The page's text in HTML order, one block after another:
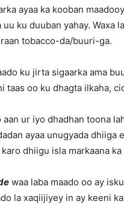
ayaa ka kooban
ku duuban yahay. Waxa
tobacco-da/buuri-ga.
ku jirta sigaarka ama
taas oo ku dhagta ilkaha,
aan ur iyo dhadhan toona
ayaa unugyada dhiiga
dhiigu isla markaana
waa laba maado oo ay
la xaqiijiyey in ay keeni